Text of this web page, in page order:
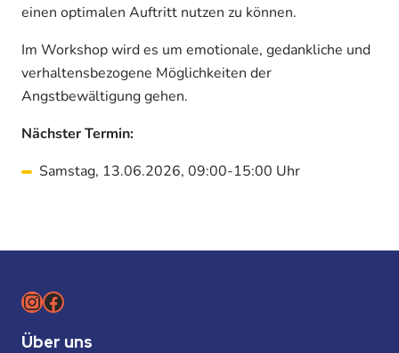
einen optimalen Auftritt nutzen zu können.
Im Workshop wird es um emotionale, gedankliche und
verhaltensbezogene Möglichkeiten der
Angstbewältigung gehen.
Nächster Termin:
Samstag, 13.06.2026, 09:00-15:00 Uhr
Instagram
Facebook
Über uns